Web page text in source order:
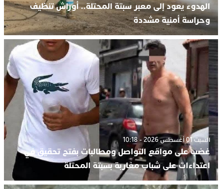
الهدوء يعود إلى معبر سبتة المحتلة.. أوراش تنظيف
وحراسة أمنية مشددة
السبت 01 أغسطس 2026 - 10:18
غضب على مواقع التواصل ومطالبات بفتح تحقيق في
اعتداءات على شباب مغاربة بسبتة المحتلة